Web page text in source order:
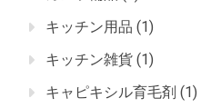
キッチン用品 (1)
キッチン雑貨 (1)
キャピキシル育毛剤 (1)